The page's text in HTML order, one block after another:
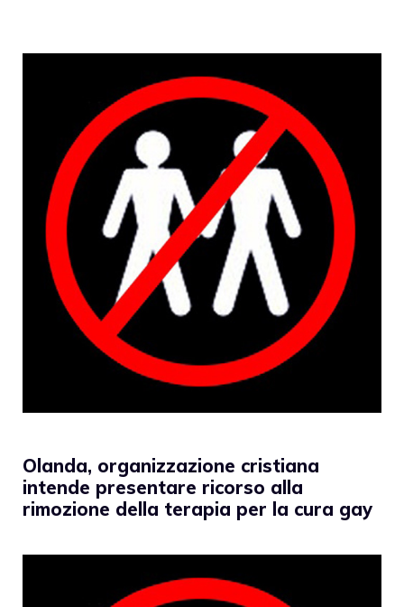
Olanda, organizzazione cristiana
intende presentare ricorso alla
rimozione della terapia per la cura gay